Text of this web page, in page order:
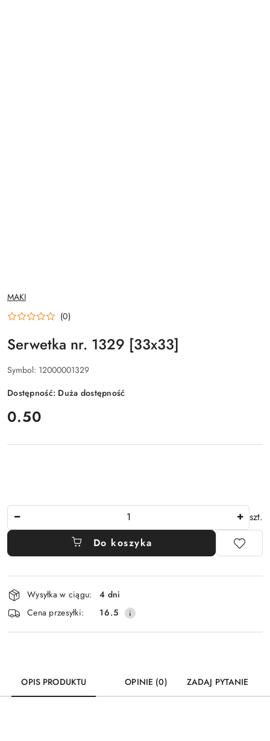
NAZWA
PRODUCENTA:
MAKI
(0)
Serwetka nr. 1329 [33x33]
Symbol: 12000001329
Dostępność: Duża dostępność
cena:
0.50
szt.
Do koszyka
Dostępność
i
dostawa
Wysyłka w ciągu:
4 dni
Cena przesyłki:
16.5
OPIS PRODUKTU OPINIE (0) ZADAJ PYTANIE